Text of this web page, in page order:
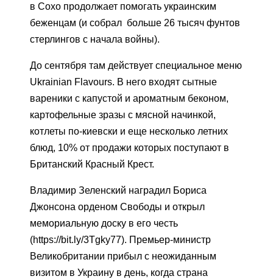
в Сохо продолжает помогать украинским
беженцам (и собрал больше 26 тысяч фунтов
стерлингов с начала войны).
До сентября там действует специальное меню
Ukrainian Flavours. В него входят сытные
вареники с капустой и ароматным беконом,
картофельные зразы с мясной начинкой,
котлеты по-киевски и еще несколько летних
блюд, 10% от продажи которых поступают в
Британский Красный Крест.
Владимир Зеленский наградил Бориса
Джонсона орденом Свободы и открыл
мемориальную доску в его честь
(https://bit.ly/3Tgky77). Премьер-министр
Великобритании прибыл с неожиданным
визитом в Украину в день, когда страна